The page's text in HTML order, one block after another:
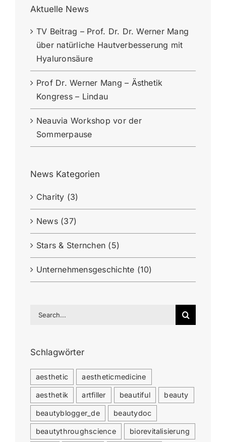
Aktuelle News
TV Beitrag – Prof. Dr. Dr. Werner Mang
über natürliche Hautverbesserung mit
Hyaluronsäure
Prof Dr. Werner Mang – Ästhetik
Kongress – Lindau
Neauvia Workshop vor der
Sommerpause
News Kategorien
Charity (3)
News (37)
Stars & Sternchen (5)
Unternehmensgeschichte (10)
Search
Schlagwörter
aesthetic aestheticmedicine
aesthetik artfiller beautiful beauty
beautyblogger_de beautydoc
beautythroughscience biorevitalisierung